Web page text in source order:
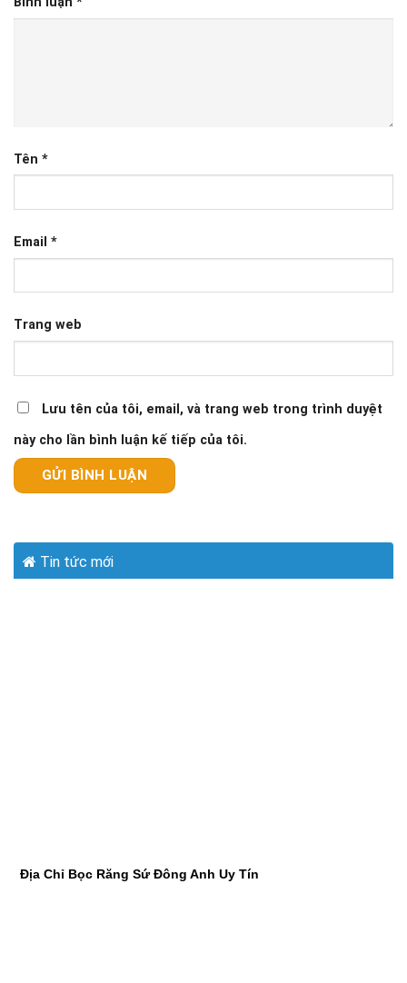
Tên *
Email *
Trang web
Lưu tên của tôi, email, và trang web trong trình duyệt
này cho lần bình luận kế tiếp của tôi.
Tin tức mới
Địa Chỉ Bọc Răng Sứ Đông Anh Uy Tín